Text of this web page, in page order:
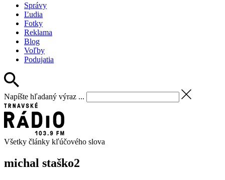
Správy
Ľudia
Fotky
Reklama
Blog
Voľby
Podujatia
Napíšte hľadaný výraz ...
Všetky články kľúčového slova
michal staško2